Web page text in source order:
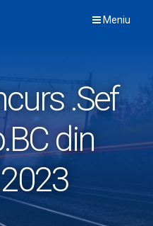
Meniu
.Sef
din